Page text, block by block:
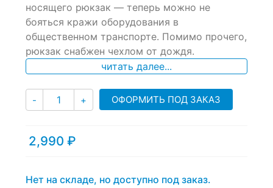
носящего рюкзак — теперь можно не
бояться кражи оборудования в
общественном транспорте. Помимо прочего,
рюкзак снабжен чехлом от дождя.
читать далее...
- Количество
+ ОФОРМИТЬ ПОД ЗАКАЗ
2,990 ₽
Нет на складе, но доступно под заказ.